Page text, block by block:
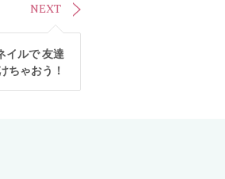
NEXT
イルで 友達
ちゃおう！